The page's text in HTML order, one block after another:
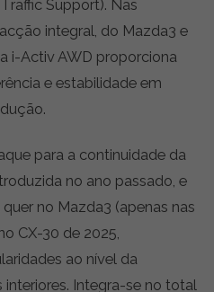
Support). Nas
integral, do Mazda3 e
i-Activ AWD proporciona
e estabilidade em
para a continuidade da
no ano passado, e
no Mazda3 (apenas nas
CX-30 de 2025,
ao nível da
Integra-se no total